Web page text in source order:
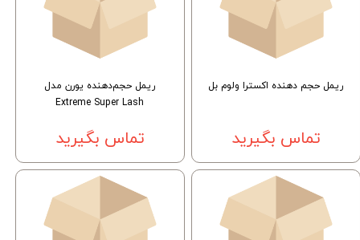
ریمل حجم دهنده اکسترا ولوم بل
تماس بگیرید
ریمل حجم‌دهنده یورن مدل
Extreme Super Lash
تماس بگیرید